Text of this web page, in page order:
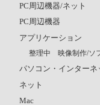
PC周辺機器/ネット
PC周辺機器
アプリケーション
整理中 映像制作/ソ
パソコン・インターネ
ネット
Mac